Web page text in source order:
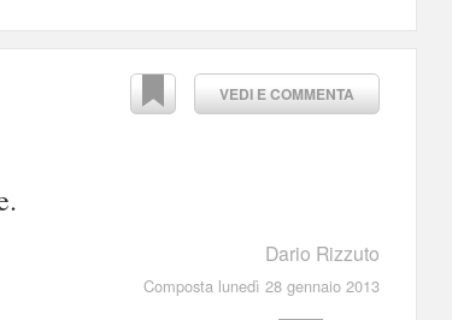
VEDI E COMMENTA
Dario Rizzuto
Composta lunedì 28 gennaio 2013